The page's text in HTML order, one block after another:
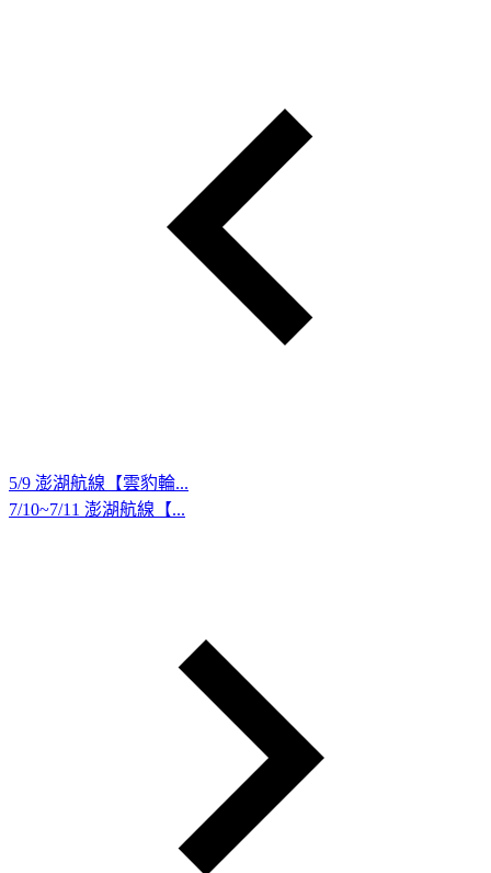
5/9 澎湖航線【雲豹輪...
7/10~7/11 澎湖航線【...